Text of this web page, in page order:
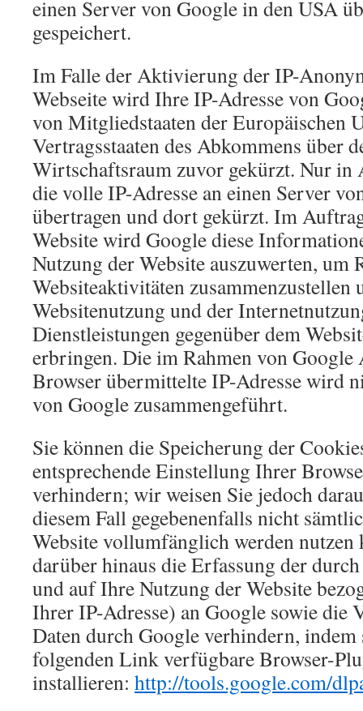
einen Server von Google in den USA
gespeichert.
Im Falle der Aktivierung der IP-
Webseite wird Ihre IP-Adresse von
von Mitgliedstaaten der Europäischen
Vertragsstaaten des Abkommens über
Wirtschaftsraum zuvor gekürzt. Nur in
die volle IP-Adresse an einen Server
übertragen und dort gekürzt. Im
Website wird Google diese
Nutzung der Website auszuwerten, um
Websiteaktivitäten zusammenzustellen
Websitenutzung und der
Dienstleistungen gegenüber dem
erbringen. Die im Rahmen von
Browser übermittelte IP-Adresse wird
von Google zusammengeführt.
Sie können die Speicherung der
entsprechende Einstellung Ihrer
verhindern; wir weisen Sie jedoch
diesem Fall gegebenenfalls nicht
Website vollumfänglich werden nutzen
darüber hinaus die Erfassung der
und auf Ihre Nutzung der Website
Ihrer IP-Adresse) an Google sowie die
Daten durch Google verhindern, indem
folgenden Link verfügbare Browser-
installieren: http://tools.google.com/